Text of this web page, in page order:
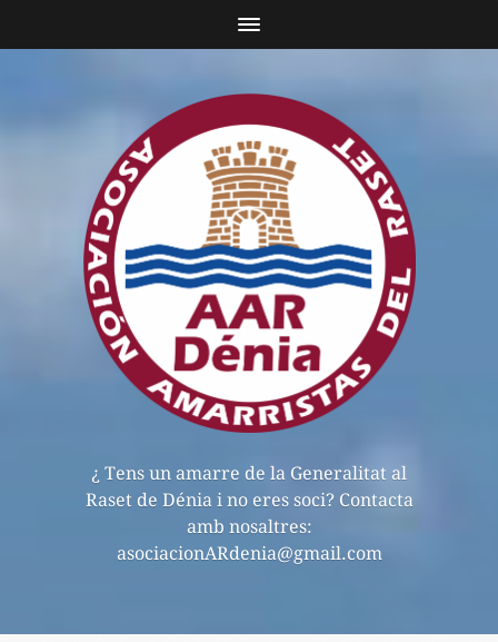
¿ Tens un amarre de la Generalitat al
Raset de Dénia i no eres soci? Contacta
amb nosaltres:
asociacionARdenia@gmail.com